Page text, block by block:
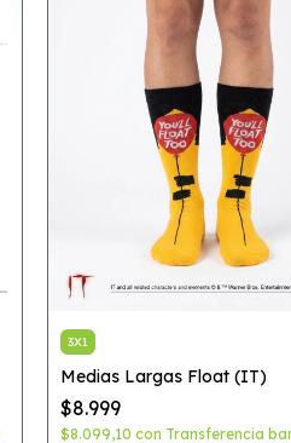
3X1
Medias Largas Float (IT)
$8.999
$8.099,10 con Transferencia